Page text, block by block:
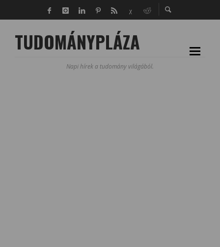
TUDOMÁNYPLÁZA
Napi hírek a tudomány világából.